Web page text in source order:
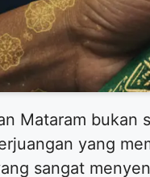
Mataram bukan
yang
sangat